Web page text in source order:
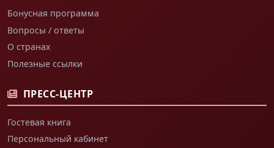
Бонусная программа
Вопросы / ответы
О странах
Полезные ссылки
ПРЕСС-ЦЕНТР
Гостевая книга
Персональный кабинет